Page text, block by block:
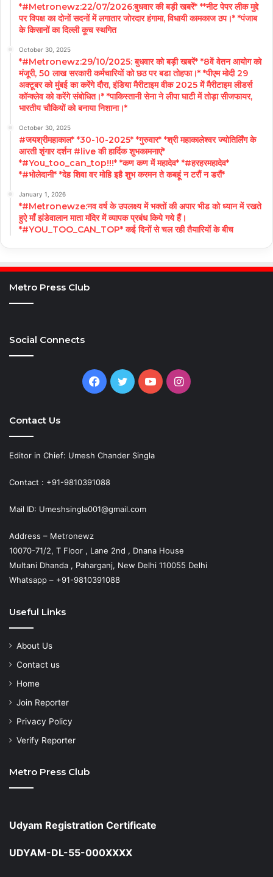
*#Metronewz:22/07/2026:बुधवार की बड़ी खबरें* **नीट पेपर लीक मुद्दे
पर विपक्ष का दोनों सदनों में लगातार जोरदार हंगामा, विधायी कामकाज ठप।* *पंजाब
के किसानों का दिल्ली कूच स्थगित
October 30, 2025
*#Metronewz:29/10/2025: बुधवार को बड़ी खबरें* *8वें वेतन आयोग को
मंजूरी, 50 लाख सरकारी कर्मचारियों को छठ पर बडा तोहफा।* *पीएम मोदी 29
अक्टूबर को मुंबई का करेंगे दौरा, इंडिया मैरीटाइम वीक 2025 में मैरीटाइम लीडर्स
कॉन्क्लेव को करेंगे संबोधित।* *पाकिस्तानी सेना ने लीपा घाटी में तोड़ा सीजफायर,
भारतीय चौकियों को बनाया निशाना।*
October 30, 2025
#जयश्रीमहाकाल* *30-10-2025* *गुरुवार* *श्री महाकालेश्वर ज्योतिर्लिंग के
आरती शृंगार दर्शन #live की हार्दिक शुभकामनाएं*
*#You_too_can_top!!!* *कण कण में महादेव* *#हरहरमहादेव*
*#भोलेदानी* *देह शिवा वर मोहि इहै शुभ करमन ते कबहूं न टरौं न डरौं*
January 1, 2026
*#Metronewze:नव वर्ष के उपलक्ष्य में भक्तों की अपार भीड को ध्यान में रखते
हुऐ माँ झंडेवालान माता मंदिर में व्यापक प्रबंध किये गये हैं।
*#YOU_TOO_CAN_TOP* कई दिनों से चल रही तैयारियों के बीच
Metro Press Club
Social Connects
Facebook
TwitterYouTubeInstagram
Contact Us
Editor in Chief: Umesh Chander Singla
Contact : +91-9810391088
Mail ID: Umeshsingla001@gmail.com
Address – Metronewz
10070-71/2, T Floor , Lane 2nd , Dnana House
Multani Dhanda , Paharganj, New Delhi 110055 Delhi
Whatsapp – +91-9810391088
Useful Links
About Us
Contact us
Home
Join Reporter
Privacy Policy
Verify Reporter
Metro Press Club
Udyam Registration Certificate
UDYAM-DL-55-000XXXX